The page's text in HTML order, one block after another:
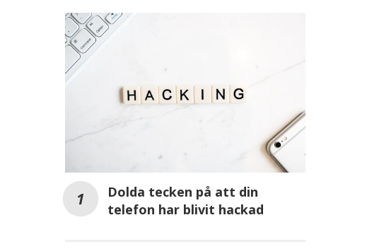
Dolda tecken på att din
telefon har blivit hackad